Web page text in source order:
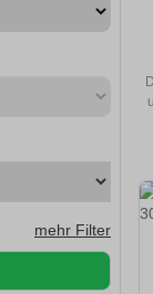
mehr Filter